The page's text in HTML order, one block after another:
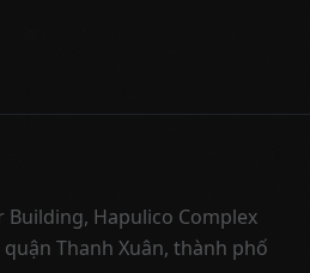
Building, Hapulico Complex
Thanh Xuân, thành phố